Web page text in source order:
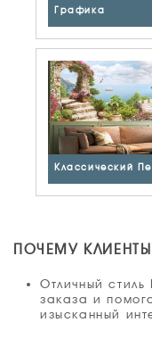
Графика
Классический
ПОЧЕМУ
Отличный
заказа и
изысканный